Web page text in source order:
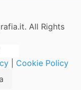
All Rights
| Cookie Policy